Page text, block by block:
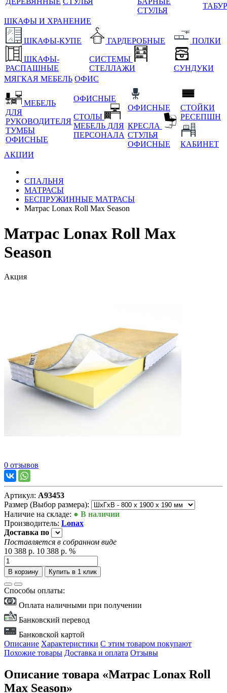
СТУЛЬЯ
ШКАФЫ И ХРАНЕНИЕ
ШКАФЫ-КУПЕ
ШКАФЫ-
РАСПАШНЫЕ
ГАРДЕРОБНЫЕ
СИСТЕМЫ
СТЕЛЛАЖИ
ПОЛКИ
СУНДУКИ
МЯГКАЯ МЕБЕЛЬ ОФИС
МЕБЕЛЬ
ДЛЯ
РУКОВОДИТЕЛЯ
ТУМБЫ
ОФИСНЫЕ
ОФИСНЫЕ
СТОЛЫ
МЕБЕЛЬ ДЛЯ
ПЕРСОНАЛА
ОФИСНЫЕ
КРЕСЛА
СТУЛЬЯ
ОФИСНЫЕ
СТОЙКИ
РЕСЕПШН
КАБИНЕТ
АКЦИИ
СПАЛЬНЯ
МАТРАСЫ
БЕСПРУЖИННЫЕ МАТРАСЫ
Матрас Lonax Roll Max Season
Матрас Lonax Roll Max
Season
Акция
0 отзывов
Артикул: А93453
Размер (Выбор размера):
Наличие на складе: ● В наличии
Производитель: Lonax
Доставка по
Поставляется в собранном виде
10 388 р. 10 388 р. %
В корзину Купить в 1 клик
Способы оплаты:
Оплата наличными при получении
Банковский перевод
Банковской картой
Описание Характеристики С этим товаром покупают
Похожие товары Доставка и оплата Отзывы
Описание товара «Матрас Lonax Roll
Max Season»